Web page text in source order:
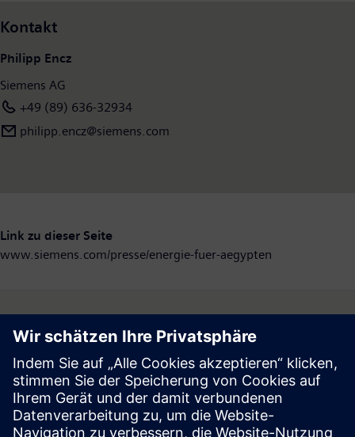
Kontakt
Philipp Encz
Siemens AG
+49 (89) 636-32934
philipp.encz@siemens.com
Link zu dieser Seite
www.siemens.com/presse/energie-fuer-aegypten
Follow